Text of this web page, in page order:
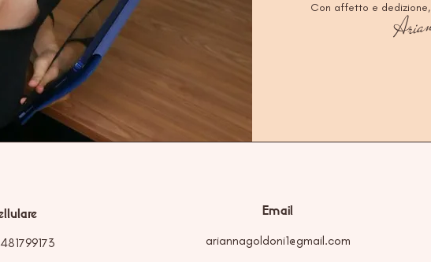
Con affetto e dedizione,
Email
ariannagoldoni1@gmail.com